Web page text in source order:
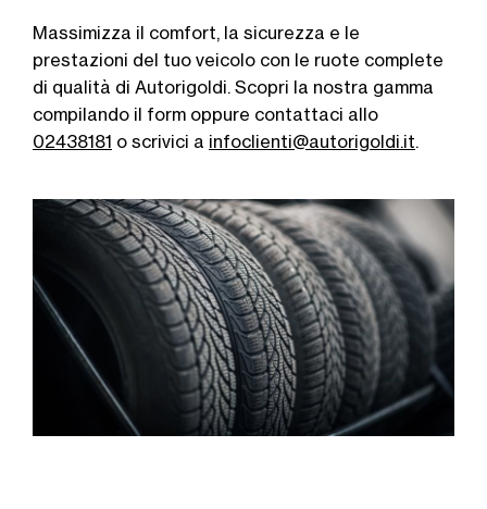
Massimizza il comfort, la sicurezza e le
prestazioni del tuo veicolo con le ruote complete
di qualità di Autorigoldi. Scopri la nostra gamma
compilando il form oppure contattaci allo
02438181 o scrivici a infoclienti@autorigoldi.it.